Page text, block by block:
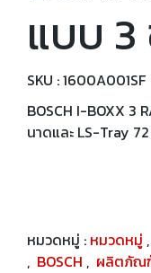
แบบ 3
SKU : 1600A001SF
BOSCH I-BOXX 3
นาดและ LS-Tray
หมวดหมู่ : หมวดหมู่ ,
, BOSCH , ผลิตภัณ